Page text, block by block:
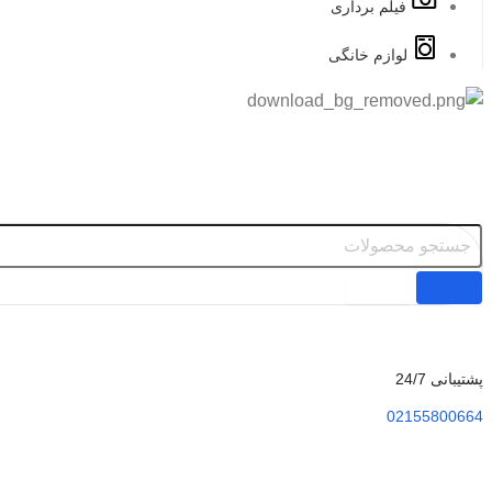
فیلم برداری
لوازم خانگی
پشتیبانی 24/7
02155800664